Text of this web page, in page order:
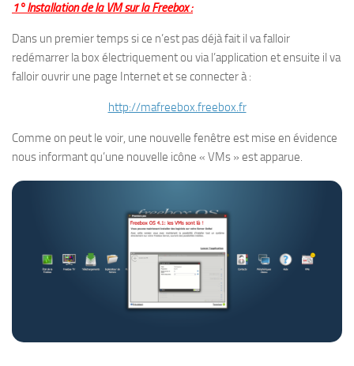
1° Installation de la VM sur la Freebox :
Dans un premier temps si ce n’est pas déjà fait il va falloir
redémarrer la box électriquement ou via l’application et ensuite il va
falloir ouvrir une page Internet et se connecter à :
http://mafreebox.freebox.fr
Comme on peut le voir, une nouvelle fenêtre est mise en évidence
nous informant qu’une nouvelle icône « VMs » est apparue.